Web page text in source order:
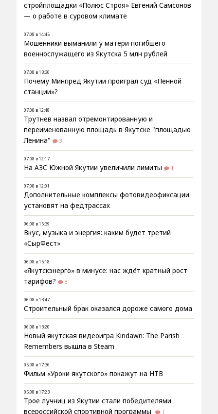
стройплощадки «Полюс Строя» Евгений Самсонов
— о работе в суровом климате
07.08 в 14:45
Мошенники выманили у матери погибшего
военнослужащего из Якутска 5 млн рублей
07.08 в 13:30
Почему Минпред Якутии проиграл суд «Пенной
станции»?
07.08 в 12:48
Трутнев назвал отремонтированную и
переименованную площадь в Якутске "площадью
Ленина"
3
07.08 в 12:17
На АЗС Южной Якутии увеличили лимиты 1
07.08 в 12:01
Дополнительные комплексы фотовидеофиксации
установят на федтрассах
06.08 в 15:39
Вкус, музыка и энергия: каким будет третий
«СырФест»
06.08 в 15:18
«Якутскэнерго» в минусе: нас ждёт кратный рост
тарифов?
3
06.08 в 13:47
Строительный брак оказался дороже самого дома
06.08 в 13:20
Новый якутская видеоигра Kindawn: The Parish
Remembers вышла в Steam
05.08 в 17:36
Фильм «Уроки якутского» покажут на НТВ
05.08 в 17:23
Трое лучниц из Якутии стали победителями
всероссийской спортивной программы
1